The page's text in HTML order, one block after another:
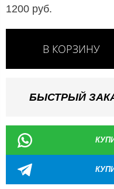
1200 руб.
В КОРЗИНУ
БЫСТРЫЙ